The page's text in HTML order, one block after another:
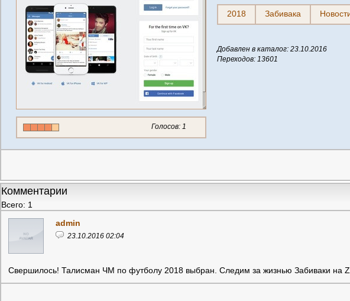
2018
Забивака
Добавлен в каталог: 23.10.2016
Переходов: 13601
Голосов: 1
Комментарии
Всего: 1
admin
23.10.2016 02:04
Свершилось! Талисман ЧМ по футболу 2018 выбран. Следим за жизнью Забиваки на